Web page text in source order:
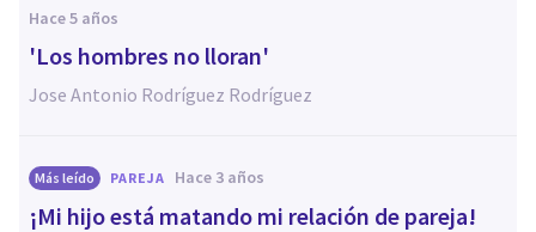
hace 5 años
'Los hombres no lloran'
Jose Antonio Rodríguez Rodríguez
Más leído PAREJA hace 3 años
¡Mi hijo está matando mi relación de pareja!